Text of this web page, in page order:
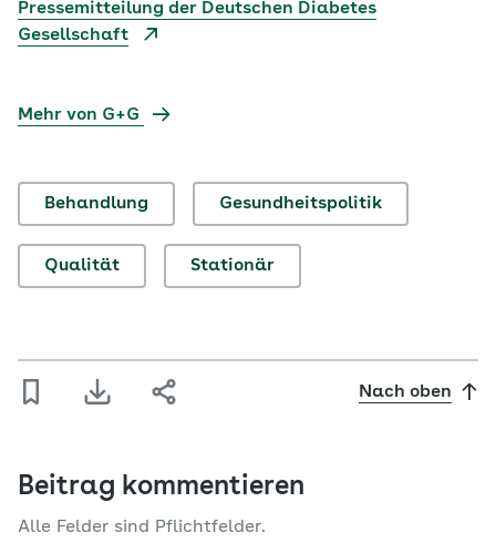
Pressemitteilung der Deutschen Diabetes
Gesellschaft
Mehr von G+G
Behandlung Gesundheitspolitik
Qualität Stationär
Nach oben
Beitrag kommentieren
Alle Felder sind Pflichtfelder.